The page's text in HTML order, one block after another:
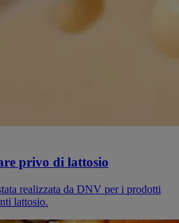
privo di lattosio
realizzata da DNV per i prodotti
lattosio.